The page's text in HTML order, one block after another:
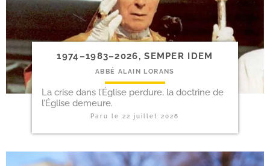
1974–1983–2026, SEMPER IDEM
ABBÉ ALAIN LORANS
La crise dans l’Église per­dure, la doc­trine de
l’Église demeure.
Paru le22 juillet 2026